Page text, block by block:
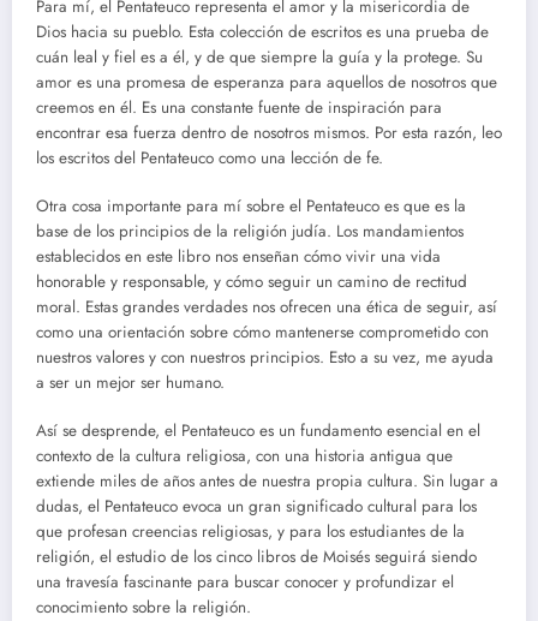
Para mí, el Pentateuco representa el amor y la misericordia de
Dios hacia su pueblo. Esta colección de escritos es una prueba de
cuán leal y fiel es a él, y de que siempre la guía y la protege. Su
amor es una promesa de esperanza para aquellos de nosotros que
creemos en él. Es una constante fuente de inspiración para
encontrar esa fuerza dentro de nosotros mismos. Por esta razón, leo
los escritos del Pentateuco como una lección de fe.
Otra cosa importante para mí sobre el Pentateuco es que es la
base de los principios de la religión judía. Los mandamientos
establecidos en este libro nos enseñan cómo vivir una vida
honorable y responsable, y cómo seguir un camino de rectitud
moral. Estas grandes verdades nos ofrecen una ética de seguir, así
como una orientación sobre cómo mantenerse comprometido con
nuestros valores y con nuestros principios. Esto a su vez, me ayuda
a ser un mejor ser humano.
Así se desprende, el Pentateuco es un fundamento esencial en el
contexto de la cultura religiosa, con una historia antigua que
extiende miles de años antes de nuestra propia cultura. Sin lugar a
dudas, el Pentateuco evoca un gran significado cultural para los
que profesan creencias religiosas, y para los estudiantes de la
religión, el estudio de los cinco libros de Moisés seguirá siendo
una travesía fascinante para buscar conocer y profundizar el
conocimiento sobre la religión.